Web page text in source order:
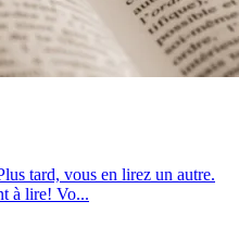
tard, vous en lirez un autre.
à lire! Vo...